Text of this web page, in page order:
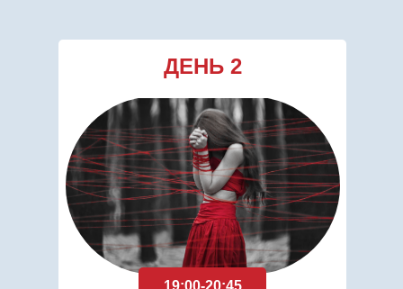
ДЕНЬ 2
19:00-20:45